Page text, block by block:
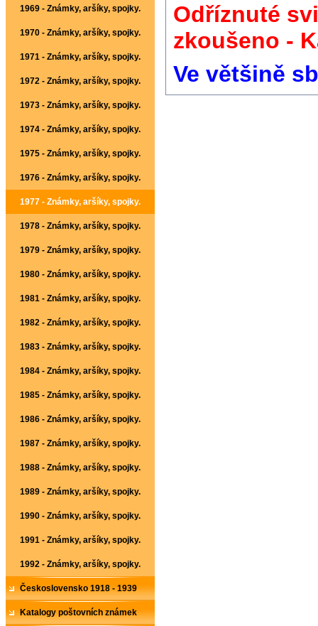
1969 - Známky, aršíky, spojky.
1970 - Známky, aršíky, spojky.
1971 - Známky, aršíky, spojky.
1972 - Známky, aršíky, spojky.
1973 - Známky, aršíky, spojky.
1974 - Známky, aršíky, spojky.
1975 - Známky, aršíky, spojky.
1976 - Známky, aršíky, spojky.
1977 - Známky, aršíky, spojky.
1978 - Známky, aršíky, spojky.
1979 - Známky, aršíky, spojky.
1980 - Známky, aršíky, spojky.
1981 - Známky, aršíky, spojky.
1982 - Známky, aršíky, spojky.
1983 - Známky, aršíky, spojky.
1984 - Známky, aršíky, spojky.
1985 - Známky, aršíky, spojky.
1986 - Známky, aršíky, spojky.
1987 - Známky, aršíky, spojky.
1988 - Známky, aršíky, spojky.
1989 - Známky, aršíky, spojky.
1990 - Známky, aršíky, spojky.
1991 - Známky, aršíky, spojky.
1992 - Známky, aršíky, spojky.
Československo 1918 - 1939
Katalogy poštovních známek
Odříznuté
zkoušeno -
Ve většině